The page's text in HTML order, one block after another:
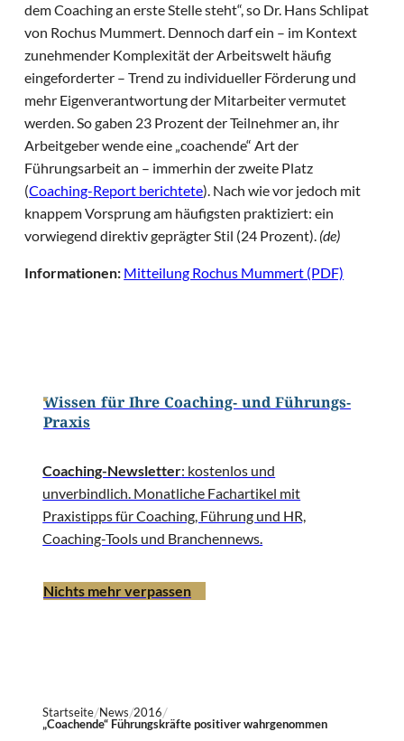
dem Coaching an erste Stelle steht“, so Dr. Hans Schlipat
von Rochus Mummert. Dennoch darf ein – im Kontext
zunehmender Komplexität der Arbeitswelt häufig
eingeforderter – Trend zu individueller Förderung und
mehr Eigenverantwortung der Mitarbeiter vermutet
werden. So gaben 23 Prozent der Teilnehmer an, ihr
Arbeitgeber wende eine „coachende“ Art der
Führungsarbeit an – immerhin der zweite Platz
(Coaching-Report berichtete). Nach wie vor jedoch mit
knappem Vorsprung am häufigsten praktiziert: ein
vorwiegend direktiv geprägter Stil (24 Prozent). (de)
Informationen: Mitteilung Rochus Mummert (PDF)
Wissen für Ihre Coaching- und Führungs-
Praxis
Coaching-Newsletter: kostenlos und
unverbindlich. Monatliche Fachartikel mit
Praxistipps für Coaching, Führung und HR,
Coaching-Tools und Branchennews.
Nichts mehr verpassen
Startseite News 2016
„Coachende“ Führungskräfte positiver wahrgenommen